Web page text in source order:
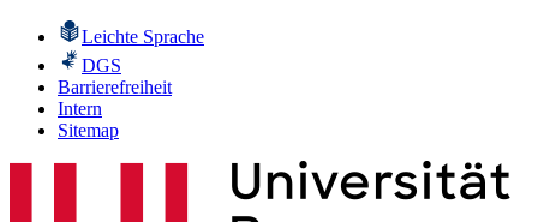
Leichte Sprache
DGS
Barrierefreiheit
Intern
Sitemap